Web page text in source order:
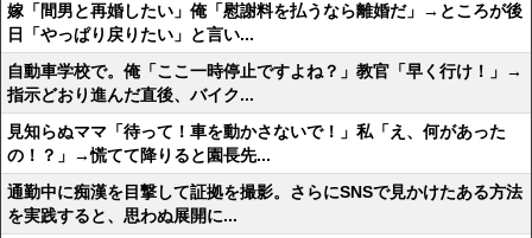
嫁「間男と再婚したい」俺「慰謝料を払うなら離婚だ」→ところが後
日「やっぱり戻りたい」と言い...
自動車学校で。俺「ここ一時停止ですよね？」教官「早く行け！」→
指示どおり進んだ直後、バイク...
見知らぬママ「待って！車を動かさないで！」私「え、何があった
の！？」→慌てて降りると園長先...
通勤中に痴漢を目撃して証拠を撮影。さらにSNSで見かけたある方法
を実践すると、思わぬ展開に...